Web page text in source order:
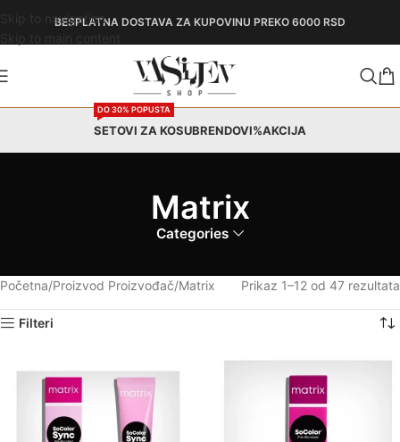
Skip to navigationBESPLATNA DOSTAVA ZA KUPOVINU PREKO 6000 RSD
SETOVI ZA KOSU
DO 30% POPUSTA
BRENDOVI%AKCIJA
Matrix
Categories
Početna Proizvod Proizvođač Matrix Prikaz 1–12 od 47 rezultata
Filteri